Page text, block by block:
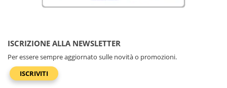
ISCRIZIONE ALLA NEWSLETTER
Per essere sempre aggiornato sulle novità o promozioni.
ISCRIVITI